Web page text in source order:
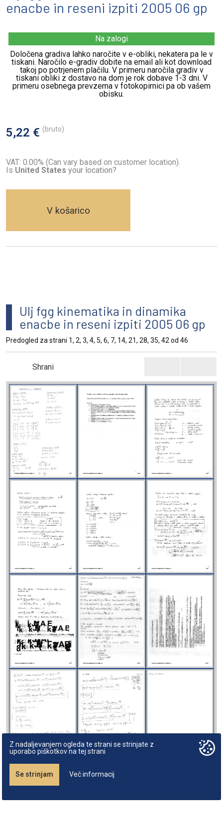
enacbe in reseni izpiti 2005 06 gp
Na zalogi
Določena gradiva lahko naročite v e-obliki, nekatera pa le v
tiskani. Naročilo e-gradiv dobite na email ali kot download
takoj po potrjenem plačilu. V primeru naročila gradiv v
tiskani obliki z dostavo na dom je rok dobave 1-3 dni. V
primeru osebnega prevzema v fotokopirnici pa ob vašem
obisku.
5,22 € (bruto)
VAT: 0.00% (Can vary based on customer location).
Is United States your location?
V košarico
Ulj fgg kinematika in dinamika
enacbe in reseni izpiti 2005 06 gp
Predogled za strani 1, 2, 3, 4, 5, 6, 7, 14, 21, 28, 35, 42 od 46
Shrani
Z nadaljevanjem ogleda te strani se strinjate z
uporabo piškotkov na tej strani
Se strinjam Več informacij